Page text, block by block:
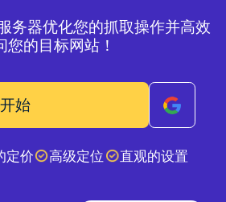
务器优化您的抓取操作并高效
您的目标网站！
开始
定价 高级定位
直观的设置